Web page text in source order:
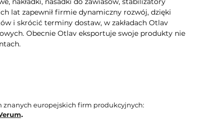
lat zapewnił firmie dynamiczny rozwój, dzięki
i skrócić terminy dostaw, w zakładach Otlav
Obecnie Otlav eksportuje swoje produkty nie
znanych europejskich firm produkcyjnych:
.